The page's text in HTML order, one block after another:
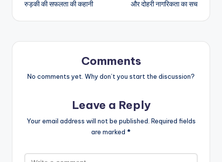
रुड़की की सफलता की कहानी और दोहरी नागरिकता का सच
Comments
No comments yet. Why don’t you start the discussion?
Leave a Reply
Your email address will not be published. Required fields
are marked *